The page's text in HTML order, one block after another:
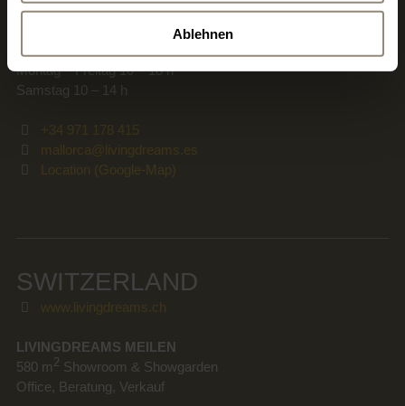
Ablehnen
Die Öffnungszeiten variieren je nach Saison.
Montag – Freitag 10 – 18 h
Samstag 10 – 14 h
+34 971 178 415
mallorca@livingdreams.es
Location (Google-Map)
SWITZERLAND
www.livingdreams.ch
LIVINGDREAMS MEILEN
580 m 2 Showroom & Showgarden
Office, Beratung, Verkauf